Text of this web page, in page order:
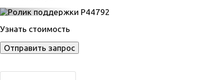
Previous
Узнать стоимость
Отправить запрос